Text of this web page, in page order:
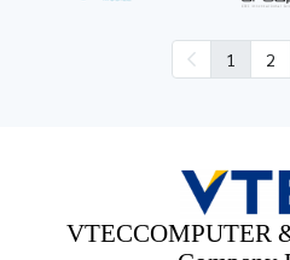
1 2
VTECCOMPUTER